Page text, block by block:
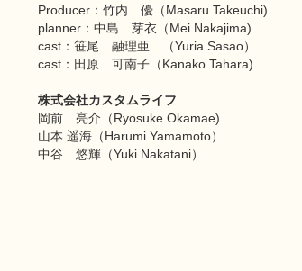
Producer：竹内 優（Masaru Takeuchi)
planner：中島 芽衣（Mei Nakajima)
cast：笹尾 融理亜 （Yuria Sasao）
cast：田原 可南子（Kanako Tahara)
株式会社カスタムライフ
岡前 亮介（Ryosuke Okamae)
山本 遥海（Harumi Yamamoto）
中谷 悠輝（Yuki Nakatani）